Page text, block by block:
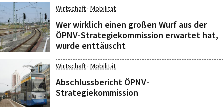
Wirtschaft· Mobilität
Wer wirklich einen großen Wurf aus der
ÖPNV-Strategiekommission erwartet hat,
wurde enttäuscht
Wirtschaft· Mobilität
Abschlussbericht ÖPNV-
Strategiekommission